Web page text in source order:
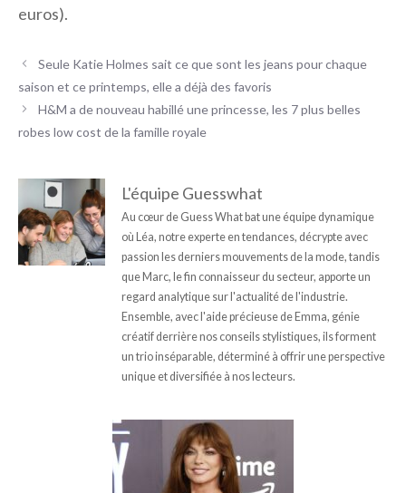
euros).
Seule Katie Holmes sait ce que sont les jeans pour chaque
saison et ce printemps, elle a déjà des favoris
H&M a de nouveau habillé une princesse, les 7 plus belles
robes low cost de la famille royale
L'équipe Guesswhat
Au cœur de Guess What bat une équipe dynamique
où Léa, notre experte en tendances, décrypte avec
passion les derniers mouvements de la mode, tandis
que Marc, le fin connaisseur du secteur, apporte un
regard analytique sur l'actualité de l'industrie.
Ensemble, avec l'aide précieuse de Emma, génie
créatif derrière nos conseils stylistiques, ils forment
un trio inséparable, déterminé à offrir une perspective
unique et diversifiée à nos lecteurs.